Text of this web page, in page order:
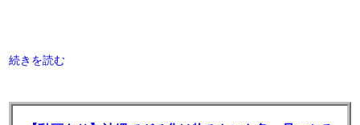
続きを読む